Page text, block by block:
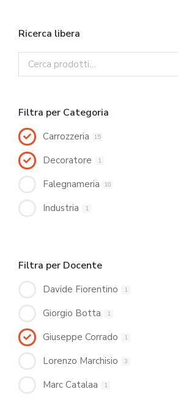
Ricerca libera
Filtra per Categoria
Carrozzeria 15
Decoratore 1
Falegnameria 10
Industria 1
Filtra per Docente
Davide Fiorentino 1
Giorgio Botta 1
Giuseppe Corrado 1
Lorenzo Marchisio 3
Marc Catalaa 1